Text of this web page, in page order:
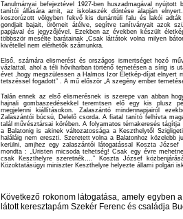
Tanulmányai befejeztével 1927-ben huszadmagával
tanítói állására amit, az iskolaszék döntése alapján
koszorúzott völgyben fekvő kis dunántúli falu és lakói
gondjait bajait, örömeit átélve, segítve tanítványait azok
papjával és jegyzőjével. Ezekben az években készült
többször mesélte barátainak „Csak láttátok volna milyen
kivétellel nem elérhetők számunkra.
Első, számára elismerést és országos ismertséget hozó
vázlattal, ahol a téli hóviharban történő temetésen a sírig is
évet ,hogy megszülessen a Halmos Izor Életkép-díjat elnyert
tetszéssel fogadott” . A mű először „A szegény ember
Talán ennek az első elismerésnek is szerepe van abban
hajnali gombaszedésekkel teremtsen elő egy kis plusz
megjelenni kiállításokon. Zalaszántó mindennapjairól
Zalaszántói búcsú, Delelő csorda. A fiatal tanító felhívta
talál művésztársai körében. A folyamatos témakeresés
a Balatonig is akinek változatossága a Keszthelytől
haláláig nem ereszti. Szeretett volna a Balatonhoz közelebb
kerülni, amihez egy zalaszántói látogatással Koszta
mondta : „Úristen micsoda tehetség! Csak egy évre
csak Keszthelyre szeretnék….” Koszta József
Közoktatásügyi miniszter Keszthelyre helyezte állami polgári
Következő rokonom látogatása, amely egyben
látott keresztapám Szekér Ferenc és családja